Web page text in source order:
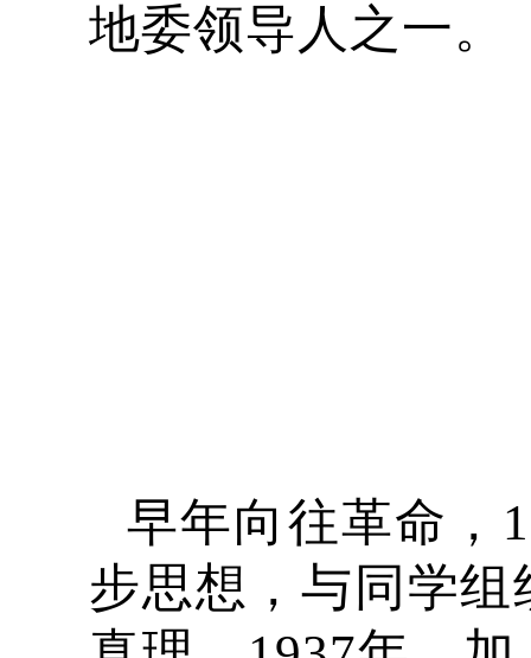
地委领导人之一。
早年向往革命，
步思想，与同学